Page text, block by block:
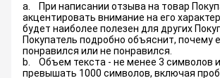
a. При написании отзыва на товар
акцентировать внимание на его
будет наиболее полезен для других
Покупатель подробно объяснит, почему
понравился или не понравился.
b. Объем текста - не менее 3 символов
превышать 1000 символов, включая